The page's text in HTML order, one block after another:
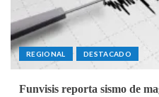
REGIONAL DESTACADO
Funvisis reporta sismo de